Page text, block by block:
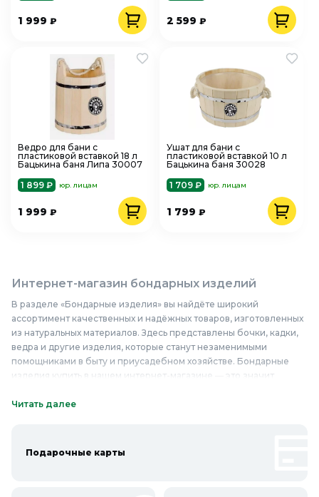
1 999 ₽ 2 599₽
Ведро для бани с
пластиковой вставкой 18 л
Бацькина баня Липа 30007
1 899 ₽
юр. лицам
1 999 ₽
Ушат для бани с
пластиковой вставкой 10 л
Бацькина баня 30028
1 709 ₽
юр. лицам
1 799₽
Интернет-магазин бондарных изделий
В разделе «Бондарные изделия» вы найдёте широкий
ассортимент качественных и надёжных товаров, изготовленных
из натуральных материалов. Здесь представлены бочки, кадки,
ведра и другие изделия, которые станут незаменимыми
помощниками в быту и приусадебном хозяйстве. Бондарные
изделия купить в нашем интернет-магазине — это значит
и долговечностью. Мы предлагаем бондарные изделия по
сада. Наши изделия изготовлены из экологически чистых
Читать далее
Подарочные карты